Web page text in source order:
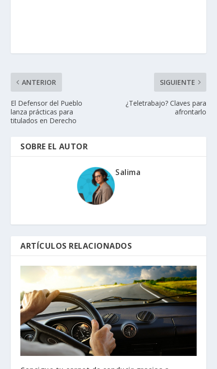
ANTERIOR
El Defensor del Pueblo
lanza prácticas para
titulados en Derecho
SIGUIENTE
¿Teletrabajo? Claves para
afrontarlo
SOBRE EL AUTOR
Salima
ARTÍCULOS RELACIONADOS